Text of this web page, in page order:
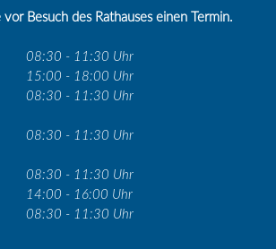
Besuch des Rathauses einen Termin.
08:30 - 11:30 Uhr
15:00 - 18:00 Uhr
08:30 - 11:30 Uhr
08:30 - 11:30 Uhr
08:30 - 11:30 Uhr
14:00 - 16:00 Uhr
08:30 - 11:30 Uhr